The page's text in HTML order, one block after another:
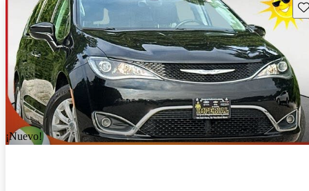
¡Nuevo!